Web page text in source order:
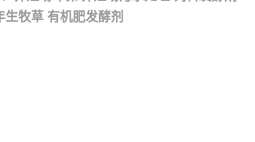
生牧草 有机肥发酵剂